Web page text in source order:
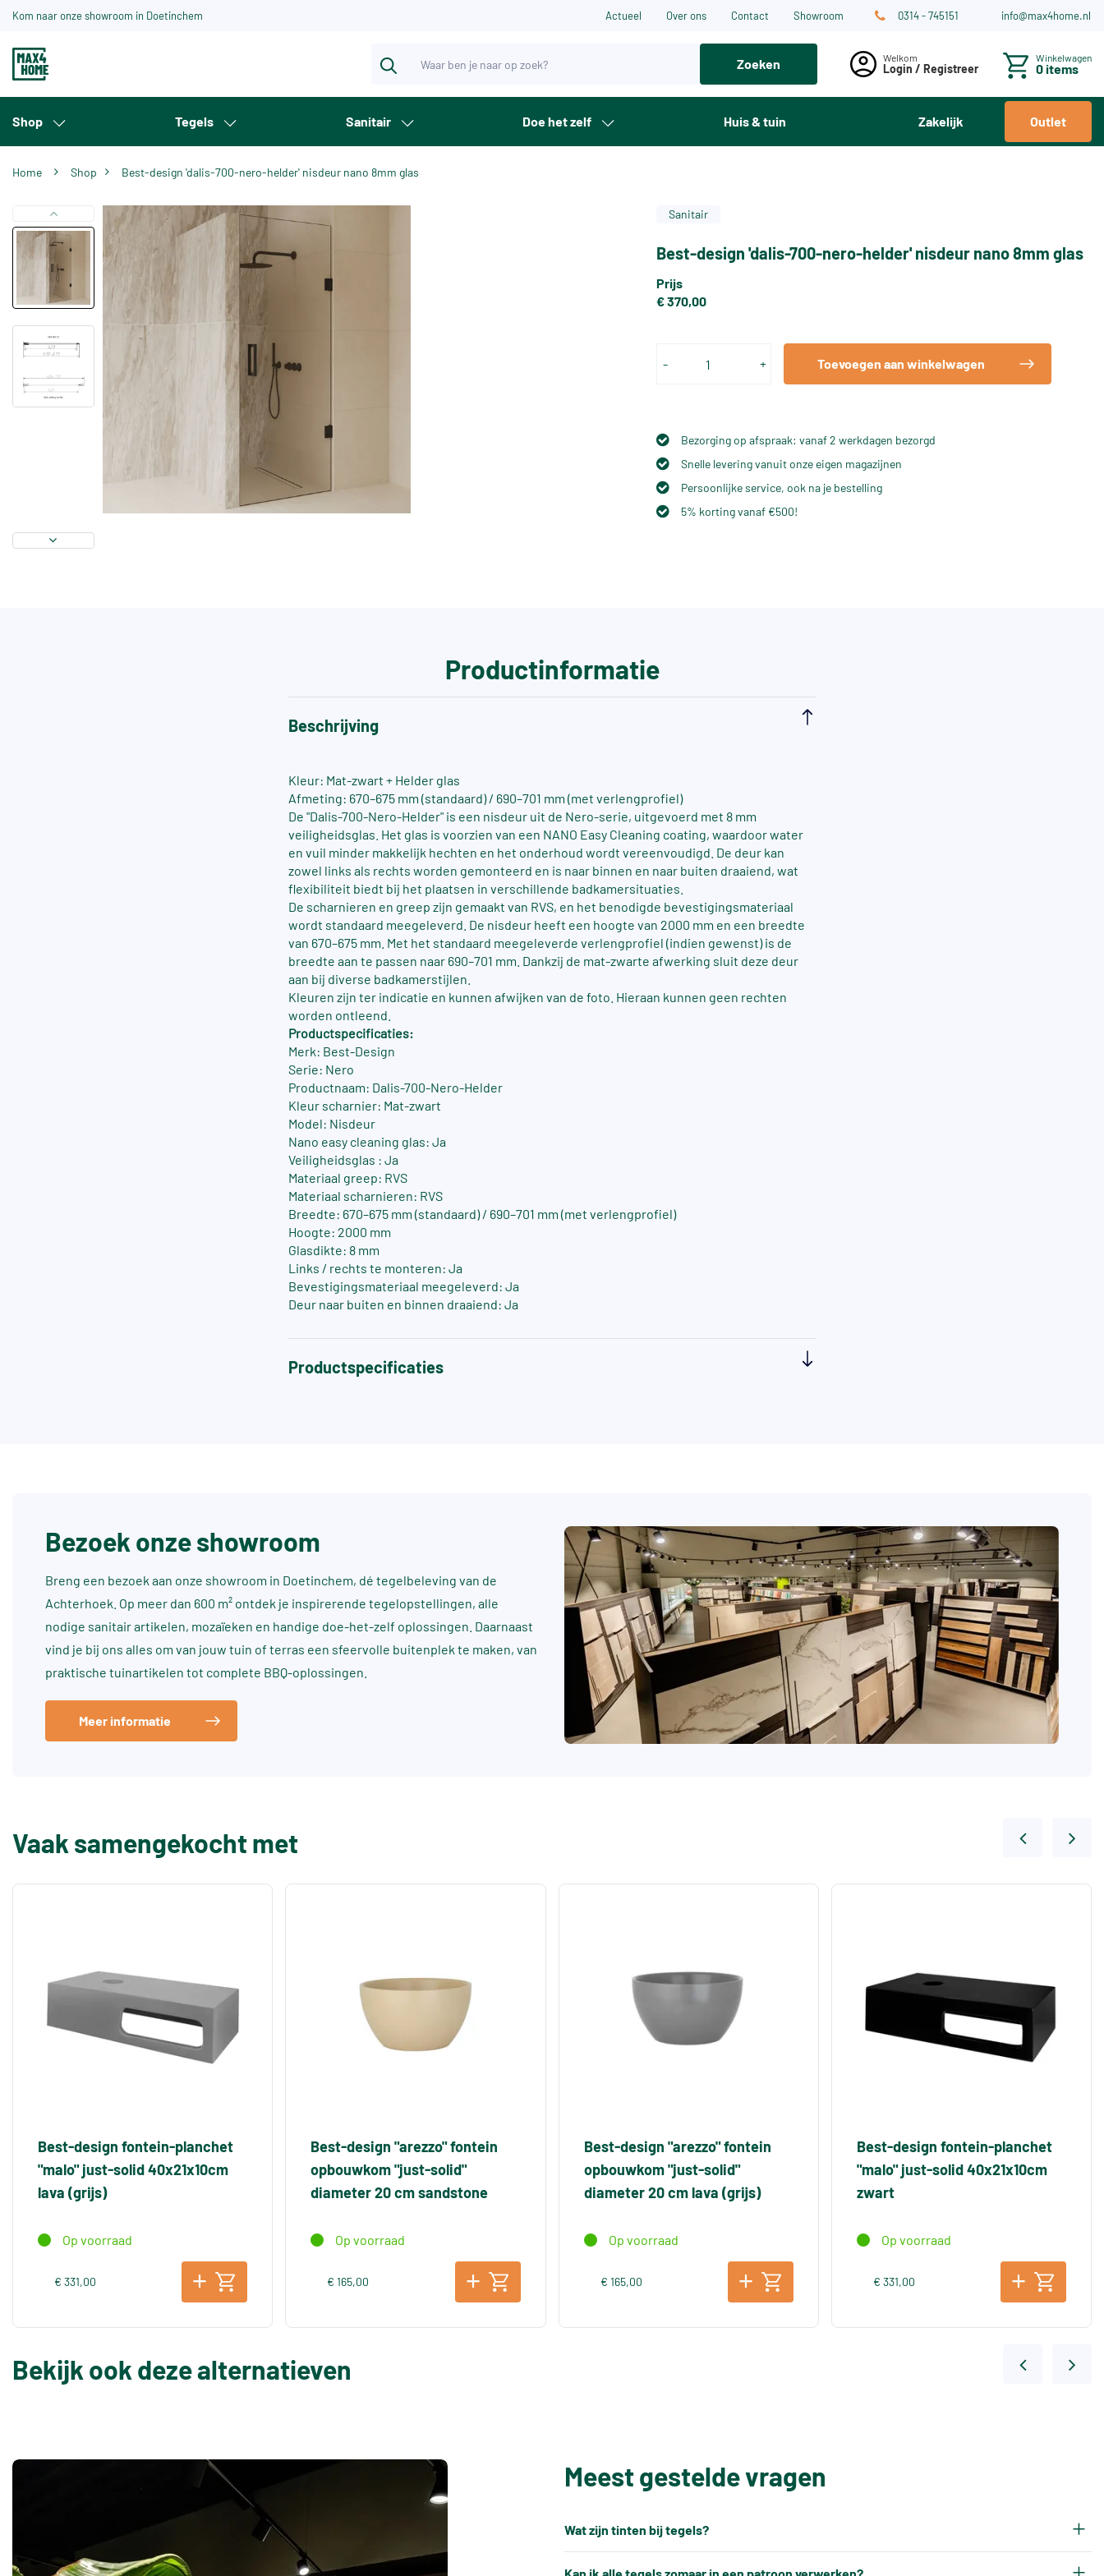
Kom naar onze showroom in Doetinchem Actueel Over ons Contact Showroom 0314 - 745151 info@max4home.nl
Zoeken Login / Registreer
Winkelwagen
0 items
Shop Tegels Sanitair Doe het zelf Huis & tuin Zakelijk Outlet
Home Shop Best-design 'dalis-700-nero-helder' nisdeur nano 8mm glas
Sanitair
Best-design 'dalis-700-nero-helder' nisdeur nano 8mm glas
Prijs
€ 370,00
- + Toevoegen aan winkelwagen
Bezorging op afspraak: vanaf 2 werkdagen bezorgd
Snelle levering vanuit onze eigen magazijnen
Persoonlijke service, ook na je bestelling
5% korting vanaf €500!
Productinformatie
Beschrijving
Kleur: Mat-zwart + Helder glas
Afmeting: 670–675 mm (standaard) / 690–701 mm (met verlengprofiel)
De "Dalis-700-Nero-Helder" is een nisdeur uit de Nero-serie, uitgevoerd met 8 mm
veiligheidsglas. Het glas is voorzien van een NANO Easy Cleaning coating, waardoor water
en vuil minder makkelijk hechten en het onderhoud wordt vereenvoudigd. De deur kan
zowel links als rechts worden gemonteerd en is naar binnen en naar buiten draaiend, wat
flexibiliteit biedt bij het plaatsen in verschillende badkamersituaties.
De scharnieren en greep zijn gemaakt van RVS, en het benodigde bevestigingsmateriaal
wordt standaard meegeleverd. De nisdeur heeft een hoogte van 2000 mm en een breedte
van 670–675 mm. Met het standaard meegeleverde verlengprofiel (indien gewenst) is de
breedte aan te passen naar 690–701 mm. Dankzij de mat-zwarte afwerking sluit deze deur
aan bij diverse badkamerstijlen.
Kleuren zijn ter indicatie en kunnen afwijken van de foto. Hieraan kunnen geen rechten
worden ontleend.
Productspecificaties:
Merk: Best-Design
Serie: Nero
Productnaam: Dalis-700-Nero-Helder
Kleur scharnier: Mat-zwart
Model: Nisdeur
Nano easy cleaning glas: Ja
Veiligheidsglas : Ja
Materiaal greep: RVS
Materiaal scharnieren: RVS
Breedte: 670–675 mm (standaard) / 690–701 mm (met verlengprofiel)
Hoogte: 2000 mm
Glasdikte: 8 mm
Links / rechts te monteren: Ja
Bevestigingsmateriaal meegeleverd: Ja
Deur naar buiten en binnen draaiend: Ja
Productspecificaties
Bezoek onze showroom
Breng een bezoek aan onze showroom in Doetinchem, dé tegelbeleving van de
Achterhoek. Op meer dan 600 m² ontdek je inspirerende tegelopstellingen, alle
nodige sanitair artikelen, mozaïeken en handige doe-het-zelf oplossingen. Daarnaast
vind je bij ons alles om van jouw tuin of terras een sfeervolle buitenplek te maken, van
praktische tuinartikelen tot complete BBQ-oplossingen.
Meer informatie
Vaak samengekocht met
Best-design fontein-planchet
"malo" just-solid 40x21x10cm
lava (grijs)
Op voorraad
€ 331,00
Best-design "arezzo" fontein
opbouwkom "just-solid"
diameter 20 cm sandstone
Op voorraad
€ 165,00
Best-design "arezzo" fontein
opbouwkom "just-solid"
diameter 20 cm lava (grijs)
Op voorraad
€ 165,00
Best-design fontein-planchet
"malo" just-solid 40x21x10cm
zwart
Op voorraad
€ 331,00
Bekijk ook deze alternatieven
Meest gestelde vragen
Wat zijn tinten bij tegels?